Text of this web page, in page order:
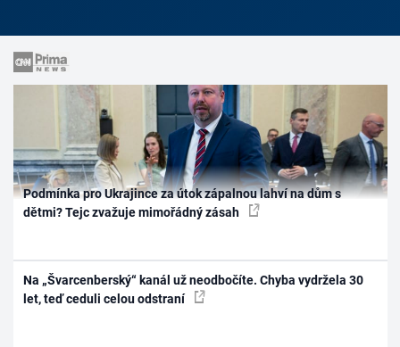
Podmínka pro Ukrajince za útok zápalnou lahví na dům s
dětmi? Tejc zvažuje mimořádný zásah
Na „Švarcenberský“ kanál už neodbočíte. Chyba vydržela 30
let, teď ceduli celou odstraní